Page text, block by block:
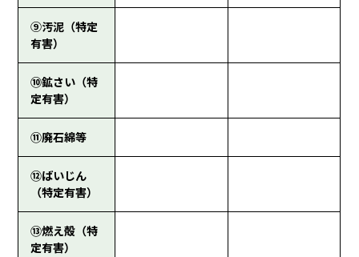
⑨汚泥（特定
有害）
⑩鉱さい（特
定有害）
⑪廃石綿等
⑫ばいじん
（特定有害）
⑬燃え殻（特
定有害）